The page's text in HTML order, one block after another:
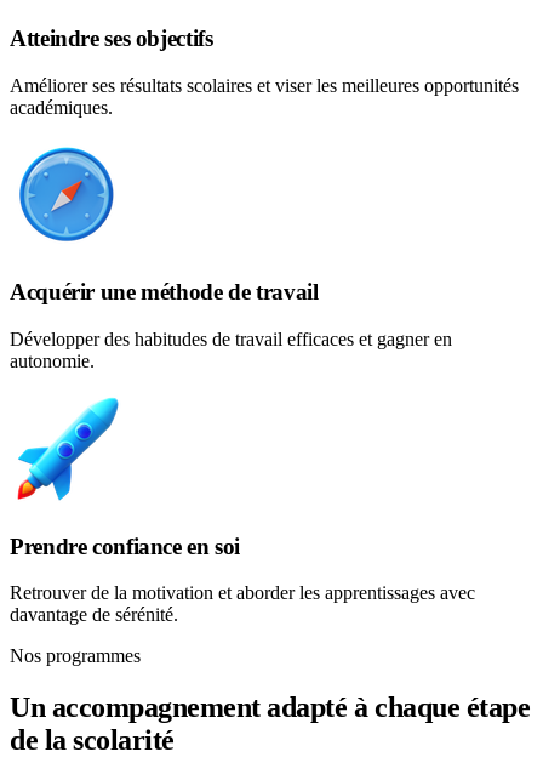
Atteindre ses objectifs
Améliorer ses résultats scolaires et viser les meilleures opportunités
académiques.
Acquérir une méthode de travail
Développer des habitudes de travail efficaces et gagner en
autonomie.
Prendre confiance en soi
Retrouver de la motivation et aborder les apprentissages avec
davantage de sérénité.
Nos programmes
Un accompagnement adapté à chaque étape
de la scolarité